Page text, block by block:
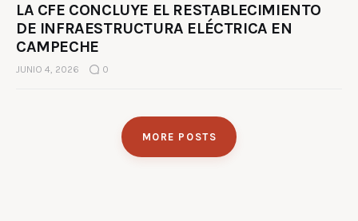
LA CFE CONCLUYE EL RESTABLECIMIENTO
DE INFRAESTRUCTURA ELÉCTRICA EN
CAMPECHE
JUNIO 4, 2026 0
MORE POSTS